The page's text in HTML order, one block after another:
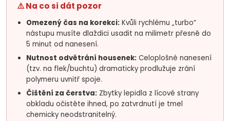
⚠️ Na co si dát pozor
Omezený čas na korekci: Kvůli rychlému „turbo“
nástupu musíte dlaždici usadit na milimetr přesně do
5 minut od nanesení.
Nutnost odvětrání housenek: Celoplošné nanesení
(tzv. na flek/buchtu) dramaticky prodlužuje zrání
polymeru uvnitř spoje.
Čištění za čerstva: Zbytky lepidla z lícové strany
obkladu očistěte ihned, po zatvrdnutí je tmel
chemicky neodstranitelný.